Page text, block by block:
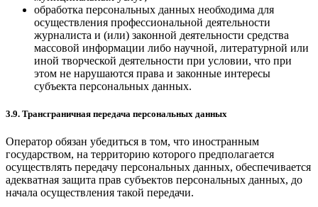
обработка персональных данных необходима для
осуществления профессиональной деятельности
журналиста и (или) законной деятельности средства
массовой информации либо научной, литературной или
иной творческой деятельности при условии, что при
этом не нарушаются права и законные интересы
субъекта персональных данных.
3.9. Трансграничная передача персональных данных
Оператор обязан убедиться в том, что иностранным
государством, на территорию которого предполагается
осуществлять передачу персональных данных, обеспечивается
адекватная защита прав субъектов персональных данных, до
начала осуществления такой передачи.